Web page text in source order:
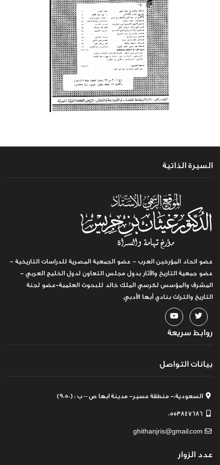
السيرة الذاتية
عضو اتحاد المؤرخين العرب - عضو الجمعية المصرية للدراسات التاريخية -
عضو جمعية التاريخ والآثار بدول مجلس التعاون لدول الخليج العربي -
المشرف والمؤسس لكرسي الملك خالد للبحوث العلمية-عضو لجنة
التاريخ والتراث بنادي أبها الأدبي.
روابط سريعة
بيانات التواصل
السعودية:- منطقة عسير- مدينة ابها ص – ب : (9050)
0553847686
ghithanjris@gmail.com
عدد الزوار